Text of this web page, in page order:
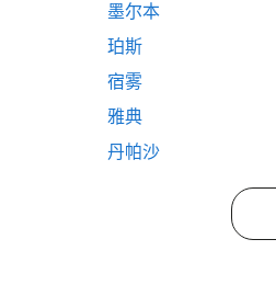
墨尔本
珀斯
宿雾
雅典
丹帕沙